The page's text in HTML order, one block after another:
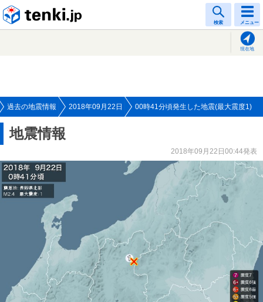
検索 メニュー
現在地
過去の地震情報 2018年09月22日 00時41分頃発生した地震(最大震度1)
地震情報
2018年09月22日00:44発表